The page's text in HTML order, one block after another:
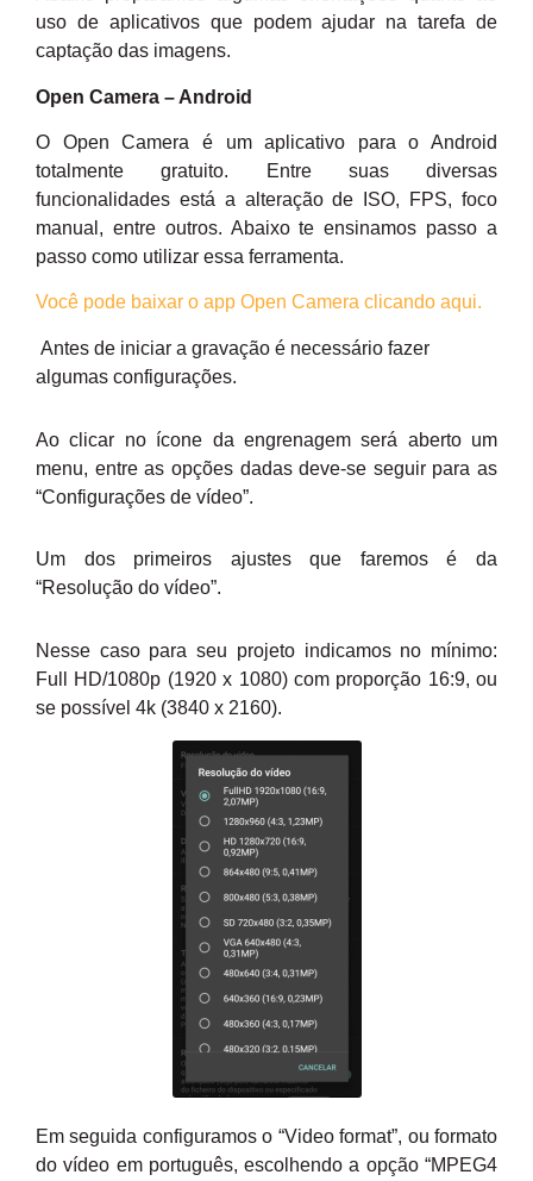
uso de aplicativos que podem ajudar na tarefa de
captação das imagens.
Open Camera – Android
O Open Camera é um aplicativo para o Android
totalmente gratuito. Entre suas diversas
funcionalidades está a alteração de ISO, FPS, foco
manual, entre outros. Abaixo te ensinamos passo a
passo como utilizar essa ferramenta.
Você pode baixar o app Open Camera clicando aqui.
Antes de iniciar a gravação é necessário fazer
algumas configurações.
Ao clicar no ícone da engrenagem será aberto um
menu, entre as opções dadas deve-se seguir para as
“Configurações de vídeo”.
Um dos primeiros ajustes que faremos é da
“Resolução do vídeo”.
Nesse caso para seu projeto indicamos no mínimo:
Full HD/1080p (1920 x 1080) com proporção 16:9, ou
se possível 4k (3840 x 2160).
Em seguida configuramos o “Video format”, ou formato
do vídeo em português, escolhendo a opção “MPEG4